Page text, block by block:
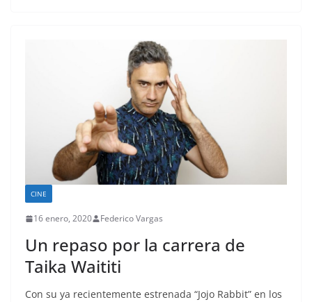
CINE
16 enero, 2020 Federico Vargas
Un repaso por la carrera de
Taika Waititi
Con su ya recientemente estrenada “Jojo Rabbit” en los